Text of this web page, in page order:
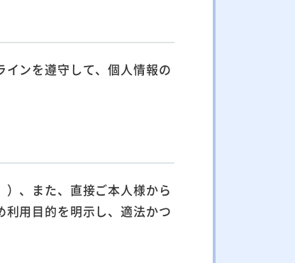
ンを遵守して、個人情報の
、また、直接ご本人様から
用目的を明示し、適法かつ